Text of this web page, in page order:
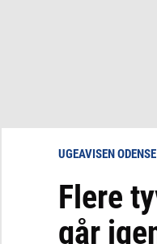
UGEAVISEN ODENSE
Flere
går